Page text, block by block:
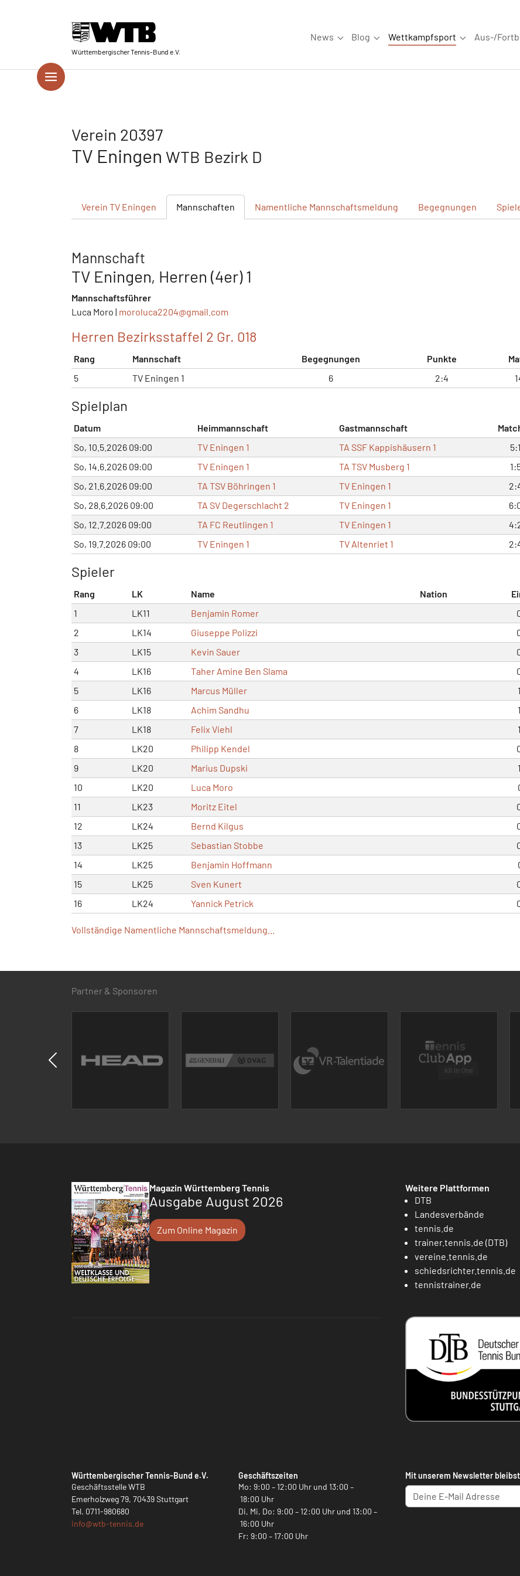
Württembergischer Tennis-Bund e.V.
News
Submenu for "News"
Blog
Submenu for "Blog"
Wettkampfsport
Submenu for
Aus-/
Verein 20397
TV Eningen WTB Bezirk D
Verein TV Eningen Mannschaften Namentliche Mannschaftsmeldung Begegnungen
Mannschaft
TV Eningen, Herren (4er) 1
Mannschaftsführer
Luca Moro | moroluca2204@gmail.com
Herren Bezirksstaffel 2 Gr. 018
Rang Mannschaft Begegnungen Punkte
5
TV Eningen 1 6 2:4
Spielplan
Datum Heimmannschaft Gastmannschaft
So, 10.5.2026 09:00
TV Eningen 1 TA SSF Kappishäusern 1 5:1
So, 14.6.2026 09:00
TV Eningen 1 TA TSV Musberg 1
So, 21.6.2026 09:00
TA TSV Böhringen 1 TV Eningen 1
So, 28.6.2026 09:00
TA SV Degerschlacht 2 TV Eningen 1
So, 12.7.2026 09:00
TA FC Reutlingen 1 TV Eningen 1
So, 19.7.2026 09:00
TV Eningen 1 TV Altenriet 1
Spieler
Rang LK Name Nation
1
LK11 Benjamin Romer
2
LK14 Giuseppe Polizzi
3
LK15 Kevin Sauer
4
LK16 Taher Amine Ben Slama
5
LK16 Marcus Müller
6
LK18 Achim Sandhu
7
LK18 Felix Viehl
8
LK20 Philipp Kendel
9
LK20 Marius Dupski
10
LK20 Luca Moro
11
LK23 Moritz Eitel
12
LK24 Bernd Kilgus
13
LK25 Sebastian Stobbe
14
LK25 Benjamin Hoffmann
15
LK25 Sven Kunert
16
LK24 Yannick Petrick
Vollständige Namentliche Mannschaftsmeldung...
Partner & Sponsoren
Magazin Württemberg Tennis
Ausgabe August 2026
Zum Online Magazin
Weitere Plattformen
DTB
Landesverbände
tennis.de
trainer.tennis.de (DTB)
vereine.tennis.de
schiedsrichter.tennis.de
tennistrainer.de
Württembergischer Tennis-Bund e.V.
Geschäftsstelle WTB
Emerholzweg 79, 70439 Stuttgart
Tel. 0711-980680
info@wtb-tennis.de
Geschäftszeiten
Mo: 9:00 – 12:00 Uhr und 13:00 –
18:00 Uhr
Di, Mi, Do: 9:00 – 12:00 Uhr und 13:00 –
16:00 Uhr
Fr: 9:00 – 17:00 Uhr
Mit unserem Newsletter